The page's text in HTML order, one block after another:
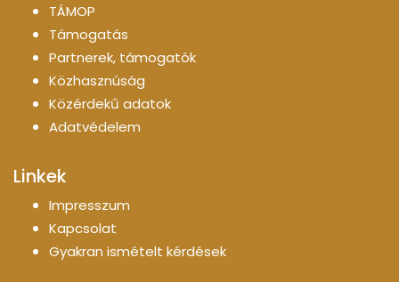
TÁMOP
Támogatás
Partnerek, támogatók
Közhasznúság
Közérdekű adatok
Adatvédelem
Linkek
Impresszum
Kapcsolat
Gyakran ismételt kérdések